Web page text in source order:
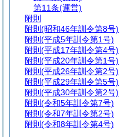
第11条(運営)
附則
附則 (昭和46年訓令第8号)
附則 (平成5年訓令第1号)
附則 (平成17年訓令第4号)
附則 (平成20年訓令第1号)
附則 (平成26年訓令第2号)
附則 (平成29年訓令第5号)
附則 (平成30年訓令第2号)
附則 (令和5年訓令第7号)
附則 (令和7年訓令第2号)
附則 (令和8年訓令第4号)